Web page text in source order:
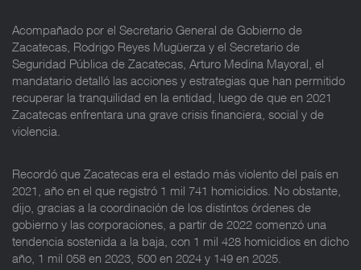
Acompañado por el Secretario General de Gobierno de
Zacatecas, Rodrigo Reyes Mugüerza y el Secretario de
Seguridad Pública de Zacatecas, Arturo Medina Mayoral, el
mandatario detalló las acciones y estrategias que han permitido
recuperar la tranquilidad en la entidad, luego de que en 2021
Zacatecas enfrentara una grave crisis financiera, social y de
violencia.
Recordó que Zacatecas era el estado más violento del país en
2021, año en el que registró 1 mil 741 homicidios. No obstante,
dijo, gracias a la coordinación de los distintos órdenes de
gobierno y las corporaciones, a partir de 2022 comenzó una
tendencia sostenida a la baja, con 1 mil 428 homicidios en dicho
año, 1 mil 058 en 2023, 500 en 2024 y 149 en 2025.